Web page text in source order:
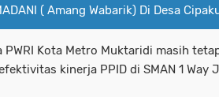
( Amang Wabarik) Di Desa
PWRI Kota Metro Muktaridi masih
kinerja PPID di SMAN 1 Way